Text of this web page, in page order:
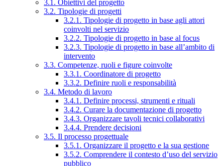
3.1. Obiettivi del progetto
3.2. Tipologie di progetti
3.2.1. Tipologie di progetto in base agli attori
coinvolti nel servizio
3.2.2. Tipologie di progetto in base al focus
3.2.3. Tipologie di progetto in base all’ambito di
intervento
3.3. Competenze, ruoli e figure coinvolte
3.3.1. Coordinatore di progetto
3.3.2. Definire ruoli e responsabilità
3.4. Metodo di lavoro
3.4.1. Definire processi, strumenti e rituali
3.4.2. Curare la documentazione di progetto
3.4.3. Organizzare tavoli tecnici collaborativi
3.4.4. Prendere decisioni
3.5. Il processo progettuale
3.5.1. Organizzare il progetto e la sua gestione
3.5.2. Comprendere il contesto d’uso del servizio
pubblico